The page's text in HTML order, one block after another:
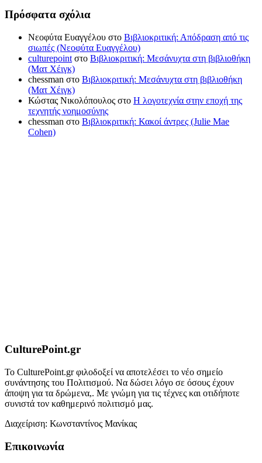
Πρόσφατα σχόλια
Νεοφύτα Ευαγγέλου στο Βιβλιοκριτική: Απόδραση από τις
σιωπές (Νεοφύτα Ευαγγέλου)
culturepoint στο Βιβλιοκριτική: Μεσάνυχτα στη βιβλιοθήκη
(Ματ Χέιγκ)
chessman στο Βιβλιοκριτική: Μεσάνυχτα στη βιβλιοθήκη
(Ματ Χέιγκ)
Κώστας Νικολόπουλος στο Η λογοτεχνία στην εποχή της
τεχνητής νοημοσύνης
chessman στο Βιβλιοκριτική: Κακοί άντρες (Julie Mae
Cohen)
CulturePoint.gr
Το CulturePoint.gr φιλοδοξεί να αποτελέσει το νέο σημείο
συνάντησης του Πολιτισμού. Να δώσει λόγο σε όσους έχουν
άποψη για τα δρώμενα,. Με γνώμη για τις τέχνες και οτιδήποτε
συνιστά τον καθημερινό πολιτισμό μας.
Διαχείριση: Κωνσταντίνος Μανίκας
Επικοινωνία